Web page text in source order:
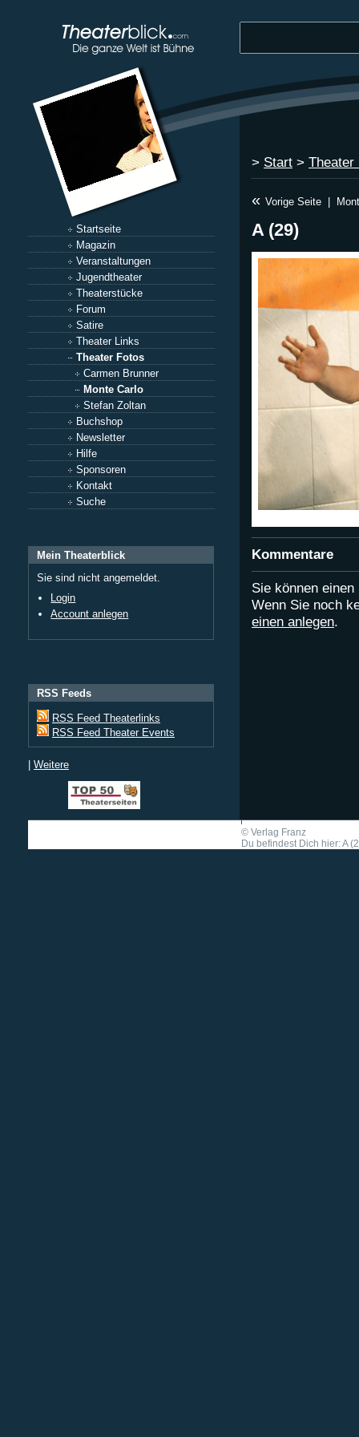
Startseite
Magazin
Veranstaltungen
Jugendtheater
Theaterstücke
Forum
Satire
Theater Links
Theater Fotos
Carmen Brunner
Monte Carlo
Stefan Zoltan
Buchshop
Newsletter
Hilfe
Sponsoren
Kontakt
Suche
Mein Theaterblick
Sie sind nicht angemeldet.
Login
Account anlegen
RSS Feeds
RSS Feed Theaterlinks
RSS Feed Theater Events
| Weitere
> Start > Theater
« Vorige Seite
A (29)
Kommentare
Sie können
Wenn Sie noch
einen anlegen.
© Verlag Franz
Du befindest Dich hier: A